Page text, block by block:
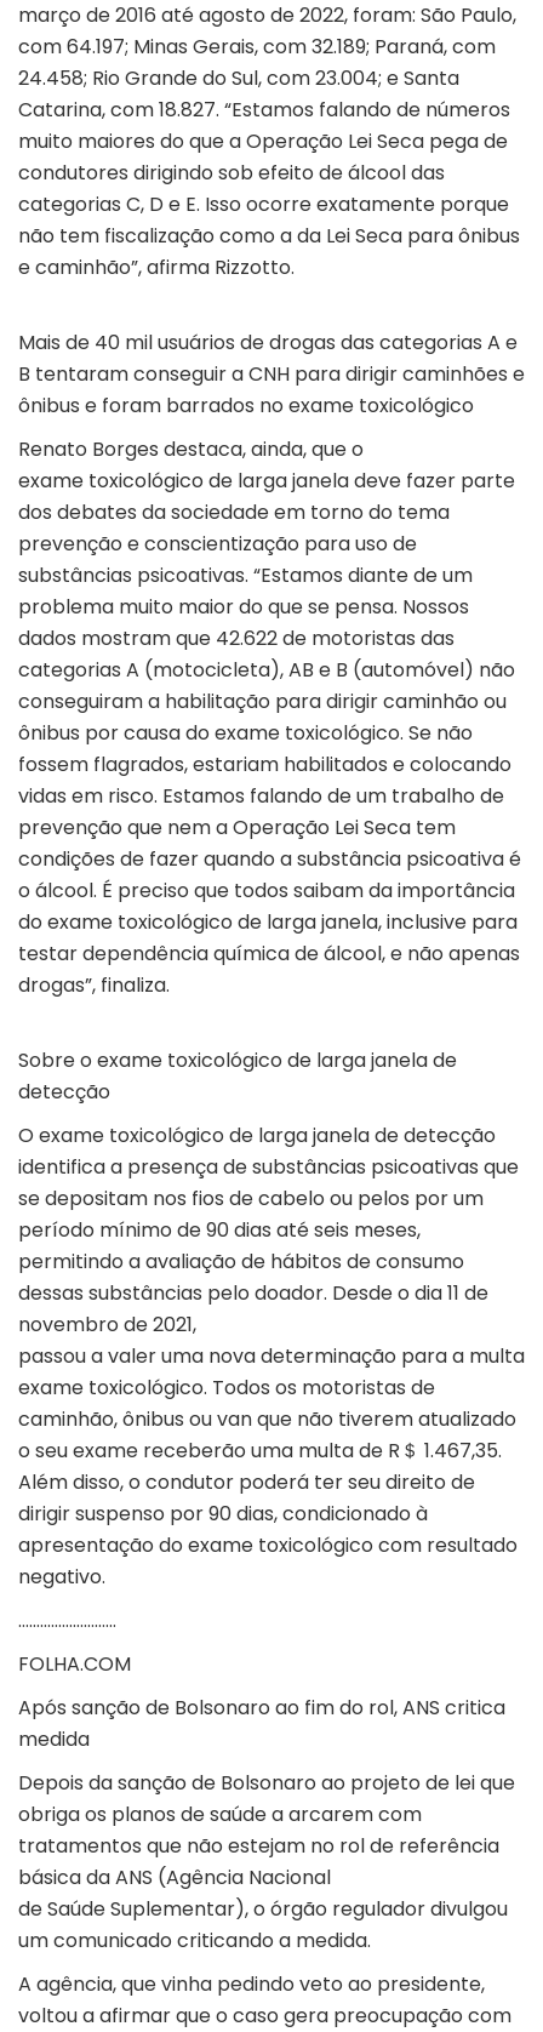
março de 2016 até agosto de 2022, foram: São Paulo,
com 64.197; Minas Gerais, com 32.189; Paraná, com
24.458; Rio Grande do Sul, com 23.004; e Santa
Catarina, com 18.827. “Estamos falando de números
muito maiores do que a Operação Lei Seca pega de
condutores dirigindo sob efeito de álcool das
categorias C, D e E. Isso ocorre exatamente porque
não tem fiscalização como a da Lei Seca para ônibus
e caminhão”, afirma Rizzotto.
Mais de 40 mil usuários de drogas das categorias A e
B tentaram conseguir a CNH para dirigir caminhões e
ônibus e foram barrados no exame toxicológico
Renato Borges destaca, ainda, que o
exame toxicológico de larga janela deve fazer parte
dos debates da sociedade em torno do tema
prevenção e conscientização para uso de
substâncias psicoativas. “Estamos diante de um
problema muito maior do que se pensa. Nossos
dados mostram que 42.622 de motoristas das
categorias A (motocicleta), AB e B (automóvel) não
conseguiram a habilitação para dirigir caminhão ou
ônibus por causa do exame toxicológico. Se não
fossem flagrados, estariam habilitados e colocando
vidas em risco. Estamos falando de um trabalho de
prevenção que nem a Operação Lei Seca tem
condições de fazer quando a substância psicoativa é
o álcool. É preciso que todos saibam da importância
do exame toxicológico de larga janela, inclusive para
testar dependência química de álcool, e não apenas
drogas”, finaliza.
Sobre o exame toxicológico de larga janela de
detecção
O exame toxicológico de larga janela de detecção
identifica a presença de substâncias psicoativas que
se depositam nos fios de cabelo ou pelos por um
período mínimo de 90 dias até seis meses,
permitindo a avaliação de hábitos de consumo
dessas substâncias pelo doador. Desde o dia 11 de
novembro de 2021,
passou a valer uma nova determinação para a multa
exame toxicológico. Todos os motoristas de
caminhão, ônibus ou van que não tiverem atualizado
o seu exame receberão uma multa de R ＄ 1.467,35.
Além disso, o condutor poderá ter seu direito de
dirigir suspenso por 90 dias, condicionado à
apresentação do exame toxicológico com resultado
negativo.
………………………
FOLHA.COM
Após sanção de Bolsonaro ao fim do rol, ANS critica
medida
Depois da sanção de Bolsonaro ao projeto de lei que
obriga os planos de saúde a arcarem com
tratamentos que não estejam no rol de referência
básica da ANS (Agência Nacional
de Saúde Suplementar), o órgão regulador divulgou
um comunicado criticando a medida.
A agência, que vinha pedindo veto ao presidente,
voltou a afirmar que o caso gera preocupação com